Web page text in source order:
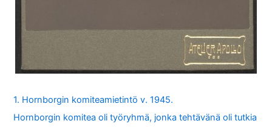
1. Hornborgin komiteamietintö v. 1945.
Hornborgin komitea oli työryhmä, jonka tehtävänä oli tutkia